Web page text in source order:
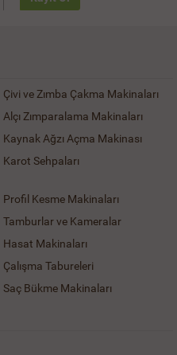
Çivi ve Zımba Çakma Makinaları
Alçı Zımparalama Makinaları
Kaynak Ağzı Açma Makinası
Karot Sehpaları
Profil Kesme Makinaları
Tamburlar ve Kameralar
Hasat Makinaları
Çalışma Tabureleri
Saç Bükme Makinaları